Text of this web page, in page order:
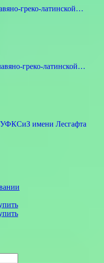
греко-латинской…
греко-латинской…
имени Лесгафта